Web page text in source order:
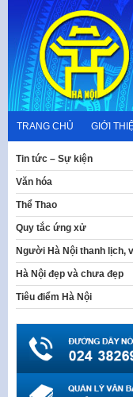
content
TRANG CHỦ GIỚI
Tin tức – Sự kiện
Văn hóa
Thể Thao
Quy tắc ứng xử
Người Hà Nội thanh lịch,
Hà Nội đẹp và chưa đẹp
Tiêu điểm Hà Nội